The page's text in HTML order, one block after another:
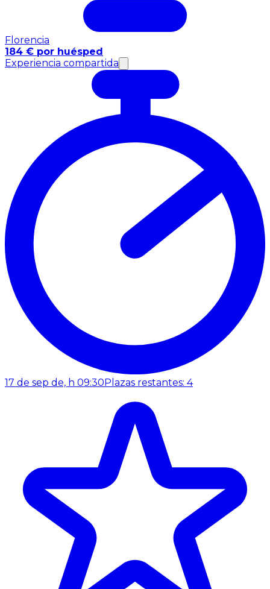
Florencia
184 € por huésped
Experiencia compartida
17 de sep de, h 09:30Plazas restantes: 4